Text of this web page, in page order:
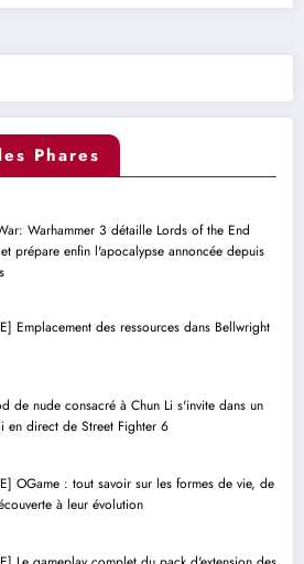
Phares
Warhammer 3 détaille Lords of the End
prépare enfin l'apocalypse annoncée depuis
Emplacement des ressources dans Bellwright
de nude consacré à Chun Li s'invite dans un
en direct de Street Fighter 6
OGame : tout savoir sur les formes de vie, de
à leur évolution